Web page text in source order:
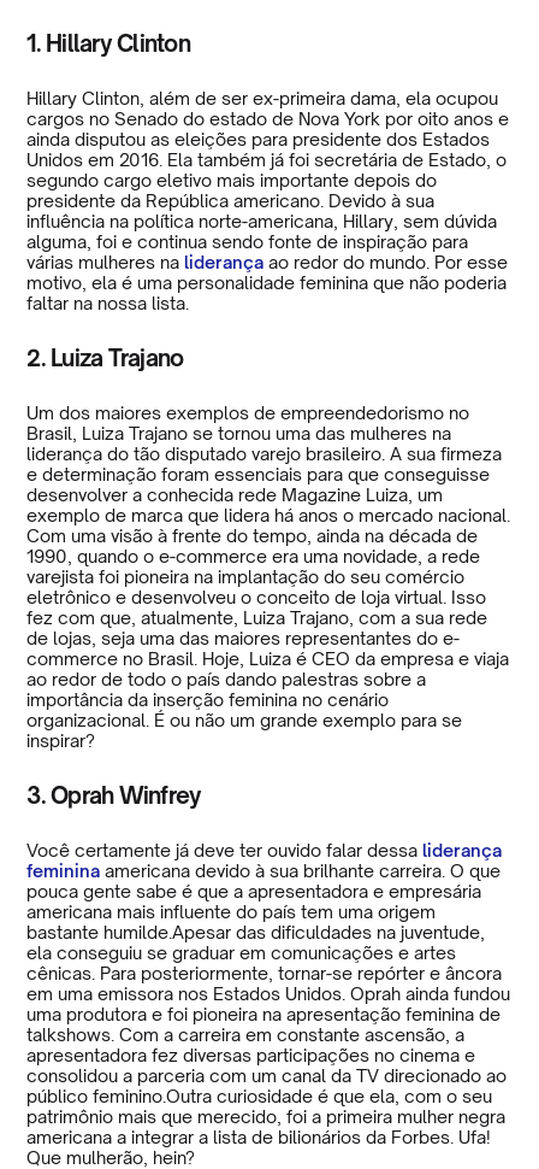
1. Hillary Clinton
Hillary Clinton, além de ser ex-primeira dama, ela ocupou
cargos no Senado do estado de Nova York por oito anos e
ainda disputou as eleições para presidente dos Estados
Unidos em 2016. Ela também já foi secretária de Estado, o
segundo cargo eletivo mais importante depois do
presidente da República americano. Devido à sua
influência na política norte-americana, Hillary, sem dúvida
alguma, foi e continua sendo fonte de inspiração para
várias mulheres naliderança ao redor do mundo. Por esse
motivo, ela é uma personalidade feminina que não poderia
faltar na nossa lista.
2. Luiza Trajano
Um dos maiores exemplos de empreendedorismo no
Brasil, Luiza Trajano se tornou uma das mulheres na
liderança do tão disputado varejo brasileiro. A sua firmeza
e determinação foram essenciais para que conseguisse
desenvolver a conhecida rede Magazine Luiza, um
exemplo de marca que lidera há anos o mercado nacional.
Com uma visão à frente do tempo, ainda na década de
1990, quando o e-commerce era uma novidade, a rede
varejista foi pioneira na implantação do seu comércio
eletrônico e desenvolveu o conceito de loja virtual. Isso
fez com que, atualmente, Luiza Trajano, com a sua rede
de lojas, seja uma das maiores representantes do e-
commerce no Brasil. Hoje, Luiza é CEO da empresa e viaja
ao redor de todo o país dando palestras sobre a
importância da inserção feminina no cenário
organizacional. É ou não um grande exemplo para se
inspirar?
3. Oprah Winfrey
Você certamente já deve ter ouvido falar dessaliderança
feminina americana devido à sua brilhante carreira. O que
pouca gente sabe é que a apresentadora e empresária
americana mais influente do país tem uma origem
bastante humilde.Apesar das dificuldades na juventude,
ela conseguiu se graduar em comunicações e artes
cênicas. Para posteriormente, tornar-se repórter e âncora
em uma emissora nos Estados Unidos. Oprah ainda fundou
uma produtora e foi pioneira na apresentação feminina de
talkshows. Com a carreira em constante ascensão, a
apresentadora fez diversas participações no cinema e
consolidou a parceria com um canal da TV direcionado ao
público feminino.Outra curiosidade é que ela, com o seu
patrimônio mais que merecido, foi a primeira mulher negra
americana a integrar a lista de bilionários da Forbes. Ufa!
Que mulherão, hein?